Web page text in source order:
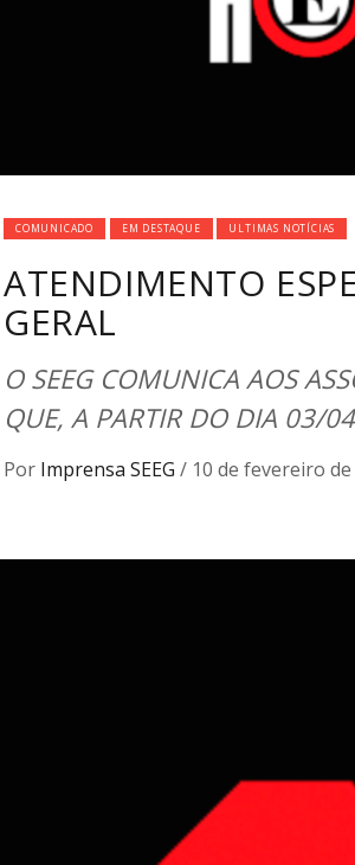
COMUNICADO EM DESTAQUE ULTIMAS NOTÍCIAS
ATENDIMENTO
GERAL
O SEEG COMUNICA AOS
QUE, A PARTIR DO DIA 03/
Por Imprensa SEEG / 10 de fevereiro de